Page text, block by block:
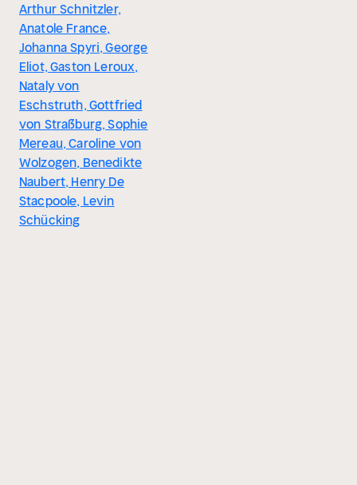
Arthur Schnitzler,
Anatole France,
Johanna Spyri, George
Eliot, Gaston Leroux,
Nataly von
Eschstruth, Gottfried
von Straßburg, Sophie
Mereau, Caroline von
Wolzogen, Benedikte
Naubert, Henry De
Stacpoole, Levin
Schücking